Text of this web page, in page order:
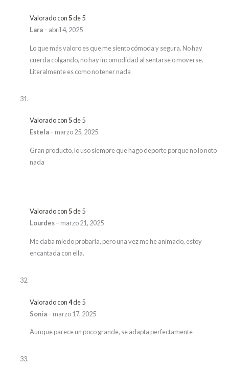
Valorado con5de 5
Lara– abril 4, 2025
Lo que más valoro es que me siento cómoda y segura. No hay
cuerda colgando, no hay incomodidad al sentarse o moverse.
Literalmente es como no tener nada
Valorado con5de 5
Estela– marzo 25, 2025
Gran producto, lo uso siempre que hago deporte porque no lo noto
nada
Valorado con5de 5
Lourdes– marzo 21, 2025
Me daba miedo probarla, pero una vez me he animado, estoy
encantada con ella.
Valorado con4de 5
Sonia– marzo 17, 2025
Aunque parece un poco grande, se adapta perfectamente